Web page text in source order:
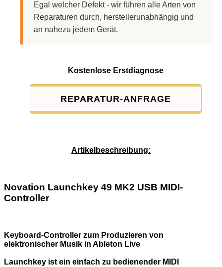
Egal welcher Defekt - wir führen alle Arten von
Reparaturen durch, herstellerunabhängig und
an nahezu jedem Gerät.
Kostenlose Erstdiagnose
REPARATUR-ANFRAGE
Artikelbeschreibung:
Novation Launchkey 49 MK2 USB MIDI-
Controller
Keyboard-Controller zum Produzieren von
elektronischer Musik in Ableton Live
Launchkey ist ein einfach zu bedienender MIDI